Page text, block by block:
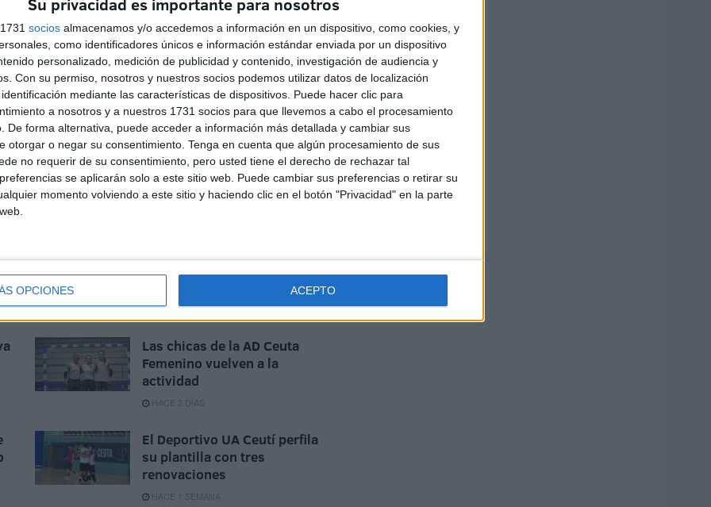
socios almacenamos y/o accedemos a información en un dispositivo, como cookies, y
como identificadores únicos e información estándar enviada por un dispositivo
personalizado, medición de publicidad y contenido, investigación de audiencia y
Con su permiso, nosotros y nuestros socios podemos utilizar datos de localización
mediante las características de dispositivos. Puede hacer clic para
a nosotros y a nuestros 1731 socios para que llevemos a cabo el procesamiento
De forma alternativa, puede acceder a información más detallada y cambiar sus
otorgar o negar su consentimiento. Tenga en cuenta que algún procesamiento de sus
no requerir de su consentimiento, pero usted tiene el derecho de rechazar tal
se aplicarán solo a este sitio web. Puede cambiar sus preferencias o retirar su
momento volviendo a este sitio y haciendo clic en el botón "Privacidad" en la parte
OPCIONES ACEPTO
jornada, quieren olvidarse de su primer resultado y
no quiere dejar pasar la oportunidad para
no le va a poner las cosas fáciles, sobre todo,
Las chicas de la AD Ceuta
Femenino vuelven a la
actividad
HACE 2 DÍAS
El Deportivo UA Ceutí perfila
su plantilla con tres
renovaciones
HACE 1 SEMANA